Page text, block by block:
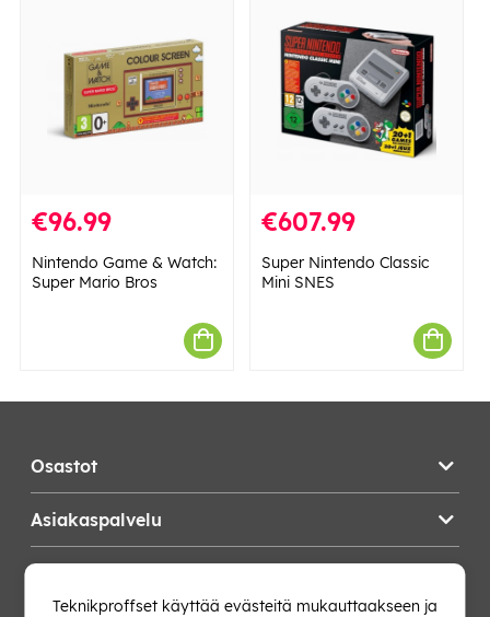
€96.99
Nintendo Game & Watch:
Super Mario Bros
€607.99
Super Nintendo Classic
Mini SNES
Osastot
Asiakaspalvelu
Teknikproffset käyttää evästeitä mukauttaakseen ja